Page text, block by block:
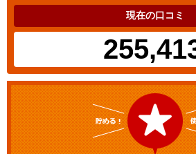
現在の口コミ